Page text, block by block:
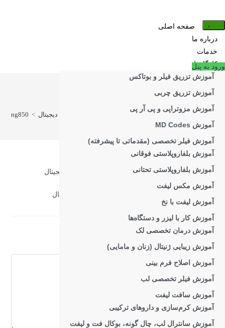
به
محتوا
صفحه اصلی
درباره ما
خدمات
کارگاه‌ها
آموزش تزریق فیلر و بوتاکس
آموزش تزریق چربی
آموزش مزوتراپی و پی آر پی
آموزش MD Codes
آموزش فیلر تخصصی (مقدماتی تا پیشرفته)
آموزش بلفاروپلاستی فوقانی
آموزش بلفاروپلاستی تحتانی
آموزش مکس لیفت
آموزش لیفت با نخ
آموزش کار با لیزر و دستگاه‌ها
آموزش درمان تخصصی لک
آموزش زیبایی ژنیتال (زنان و مامایی)
آموزش اصلاح فرم بینی
آموزش فیلر تخصصی لب
آموزش سافت لیفت
آموزش کرم‌سازی و داروهای ترکیبی
آموزش سانترال لب، چال گونه، بوکال فت و لیفت
ورود به پنل
digitalmarketing850
> کارگاه روش‌های نوین مارکتینگ خدمات زیبایی در فضای دیجیتال >
روش‌های نوین مارکتینگ خدمات زیبایی در فضای دیجیتال
دیدگاهتان را بنویسید
دیدگاه